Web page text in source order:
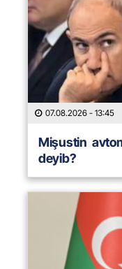
07.08.2026 - 13:45
Mişustin
deyib?